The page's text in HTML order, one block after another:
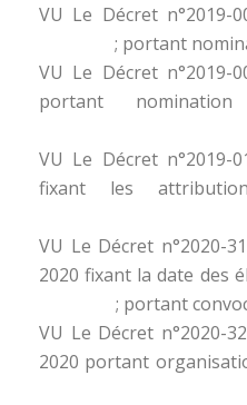
VU Le Décret n°2019-
portant
VU Le Décret n°2019-
portant
VU Le Décret n°2019-
fixant les
VU Le Décret n°2020-
2020 fixant la date des
portant
VU Le Décret n°2020-
2020 portant